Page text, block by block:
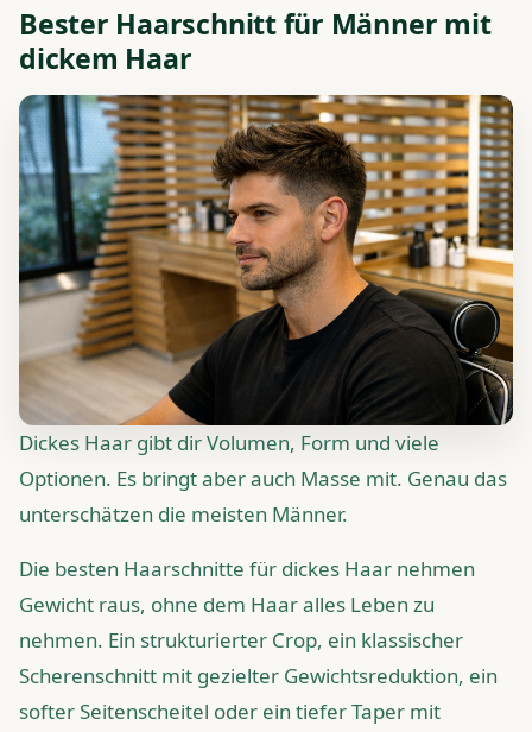
Bester Haarschnitt für Männer mit
dickem Haar
Dickes Haar gibt dir Volumen, Form und viele
Optionen. Es bringt aber auch Masse mit. Genau das
unterschätzen die meisten Männer.
Die besten Haarschnitte für dickes Haar nehmen
Gewicht raus, ohne dem Haar alles Leben zu
nehmen. Ein strukturierter Crop, ein klassischer
Scherenschnitt mit gezielter Gewichtsreduktion, ein
softer Seitenscheitel oder ein tiefer Taper mit